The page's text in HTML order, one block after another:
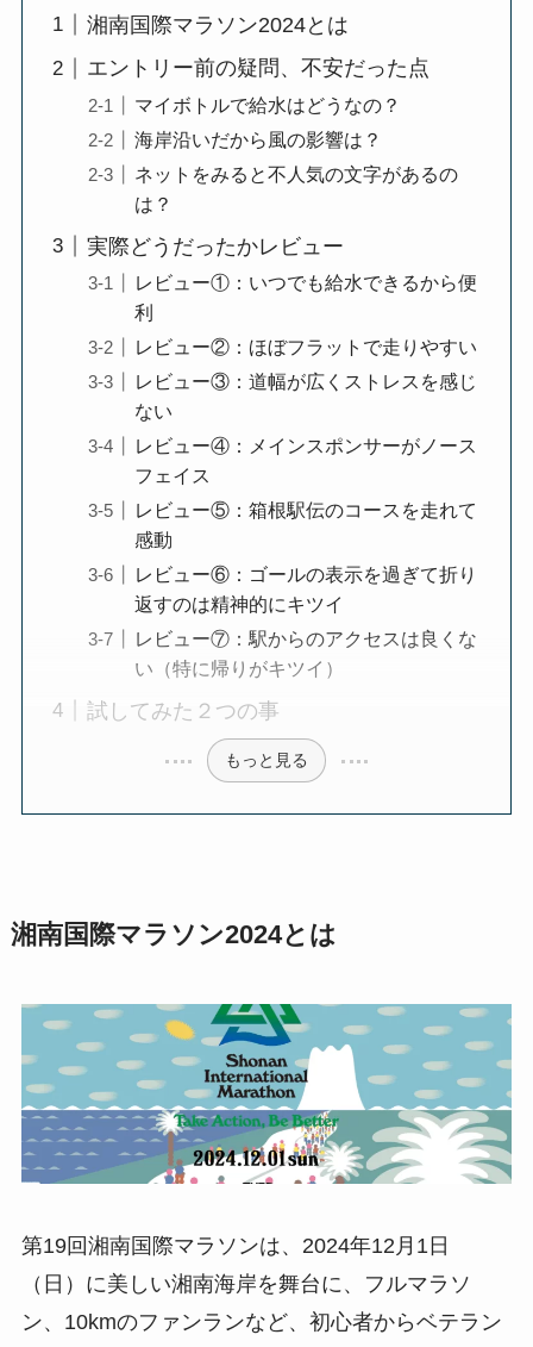
湘南国際マラソン2024とは
エントリー前の疑問、不安だった点
マイボトルで給水はどうなの？
海岸沿いだから風の影響は？
ネットをみると不人気の文字があるの
は？
実際どうだったかレビュー
レビュー①：いつでも給水できるから便
利
レビュー②：ほぼフラットで走りやすい
レビュー③：道幅が広くストレスを感じ
ない
レビュー④：メインスポンサーがノース
フェイス
レビュー⑤：箱根駅伝のコースを走れて
感動
レビュー⑥：ゴールの表示を過ぎて折り
返すのは精神的にキツイ
レビュー⑦：駅からのアクセスは良くな
い（特に帰りがキツイ）
試してみた２つの事
もっと見る
湘南国際マラソン2024とは
第19回湘南国際マラソンは、2024年12月1日
（日）に美しい湘南海岸を舞台に、フルマラソ
ン、10kmのファンランなど、初心者からベテラン